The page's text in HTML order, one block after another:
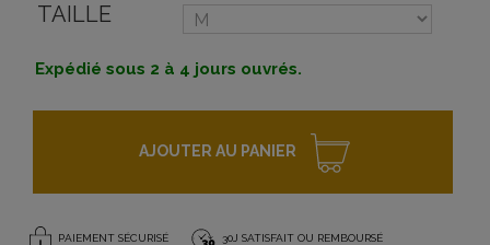
TAILLE
Expédié sous 2 à 4 jours ouvrés.
AJOUTER AU PANIER
PAIEMENT SÉCURISÉ 30J SATISFAIT OU REMBOURSÉ